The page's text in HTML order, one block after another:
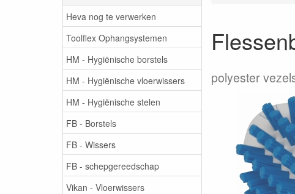
Heva nog te verwerken
Toolflex Ophangsystemen
HM - Hygiënische borstels
HM - Hygiënische vloerwissers
HM - Hygiënische stelen
FB - Borstels
FB - Wissers
FB - schepgereedschap
Vikan - Vloerwissers
polyester